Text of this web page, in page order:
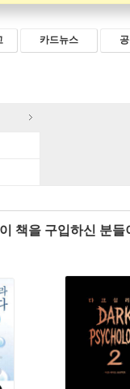
카드뉴스
이 책을 구입하신 분